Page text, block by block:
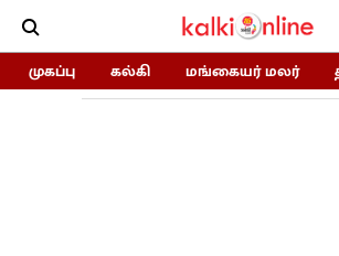
முகப்பு கல்கி மங்கையர் மலர்